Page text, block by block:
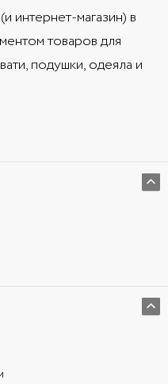
интернет-магазин) в
товаров для
подушки, одеяла и